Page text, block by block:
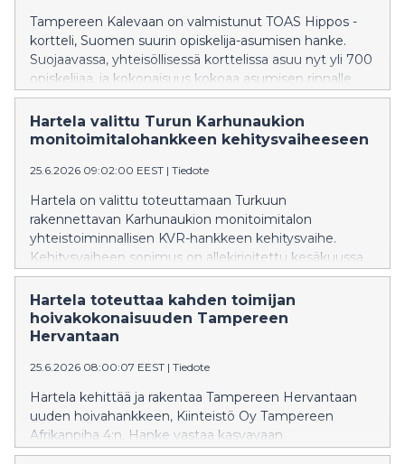
Tampereen Kalevaan on valmistunut TOAS Hippos -
kortteli, Suomen suurin opiskelija-asumisen hanke.
Suojaavassa, yhteisöllisessä korttelissa asuu nyt yli 700
opiskelijaa, ja kokonaisuus kokoaa asumisen rinnalle
laajan palveluympäristön arjen tueksi.
Hartela valittu Turun Karhunaukion
monitoimitalohankkeen kehitysvaiheeseen
25.6.2026 09:02:00 EEST | Tiedote
Hartela on valittu toteuttamaan Turkuun
rakennettavan Karhunaukion monitoimitalon
yhteistoiminnallisen KVR-hankkeen kehitysvaihe.
Kehitysvaiheen sopimus on allekirjoitettu kesäkuussa
2026.
Hartela toteuttaa kahden toimijan
hoivakokonaisuuden Tampereen
Hervantaan
25.6.2026 08:00:07 EEST | Tiedote
Hartela kehittää ja rakentaa Tampereen Hervantaan
uuden hoivahankkeen, Kiinteistö Oy Tampereen
Afrikanpiha 4:n. Hanke vastaa kasvavaan
hoivapalveluiden tarpeeseen ja vahvistaa Hervannan